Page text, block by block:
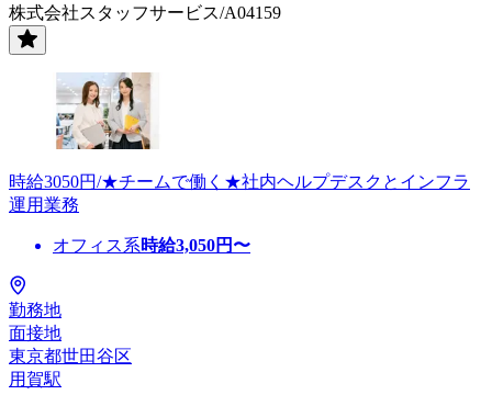
株式会社スタッフサービス/A04159
時給3050円/★チームで働く★社内ヘルプデスクとインフラ
運用業務
オフィス系時給3,050円〜
勤務地
面接地
東京都世田谷区
用賀駅